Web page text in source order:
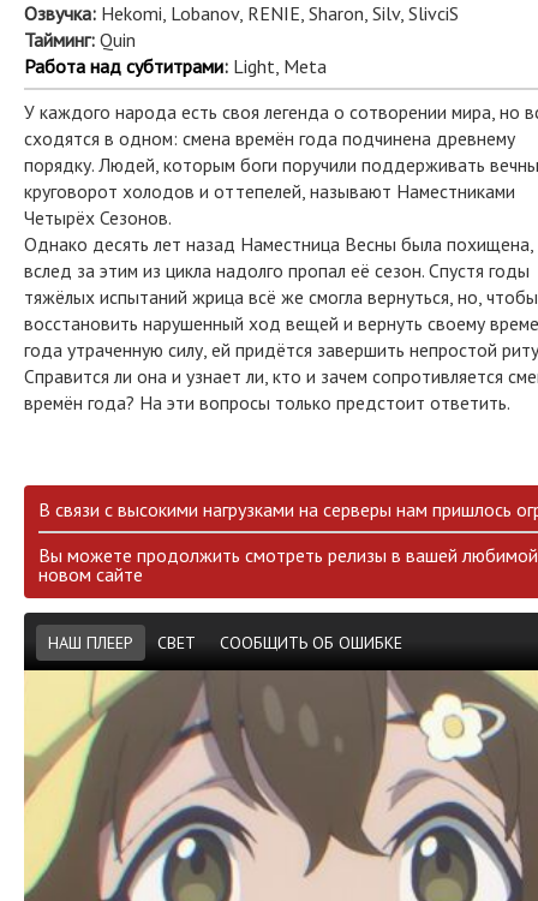
Озвучка: Hekomi, Lobanov, RENIE, Sharon, Silv, SlivciS
Тайминг: Quin
Работа над субтитрами: Light, Meta
У каждого народа есть своя легенда о сотворении мира, но
сходятся в одном: смена времён года подчинена древнему
порядку. Людей, которым боги поручили поддерживать
круговорот холодов и оттепелей, называют Наместниками
Четырёх Сезонов.
Однако десять лет назад Наместница Весны была похищена,
вслед за этим из цикла надолго пропал её сезон. Спустя годы
тяжёлых испытаний жрица всё же смогла вернуться, но, чтобы
восстановить нарушенный ход вещей и вернуть своему
года утраченную силу, ей придётся завершить непростой
Справится ли она и узнает ли, кто и зачем сопротивляется
времён года? На эти вопросы только предстоит ответить.
В связи с высокими нагрузками на серверы нам пришлось
Вы можете продолжить смотреть релизы в вашей
новом сайте
НАШ ПЛЕЕР СВЕТ СООБЩИТЬ ОБ ОШИБКЕ